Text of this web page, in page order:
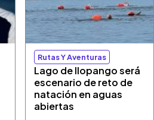
Rutas Y Aventuras
Lago de Ilopango será
escenario de reto de
natación en aguas
abiertas